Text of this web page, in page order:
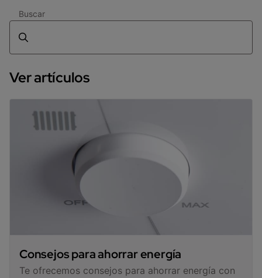
Buscar
Ver artículos
Consejos para ahorrar energía
Te ofrecemos consejos para ahorrar energía con